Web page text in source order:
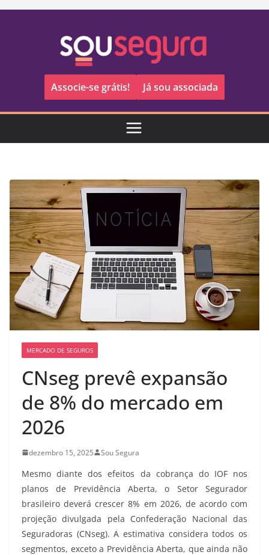
Pular
Associe-se grátis! Já sou associada
MERCADO DE SEGUROS
CNseg prevê expansão
de 8% do mercado em
2026
dezembro 15, 2025 Sou Segura
Mesmo diante dos efeitos da cobrança do IOF nos
planos de Previdência Aberta, o Setor Segurador
brasileiro deverá crescer 8% em 2026, de acordo com
projeção divulgada pela Confederação Nacional das
Seguradoras (CNseg). A estimativa considera todos os
segmentos, exceto a Previdência Aberta, que ainda não